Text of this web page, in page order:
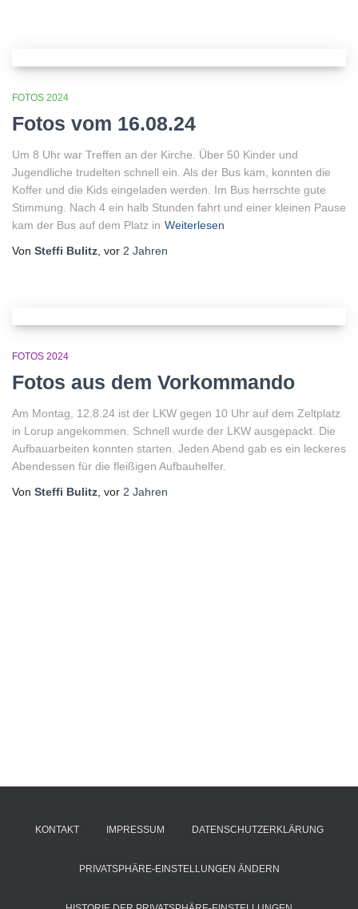
FOTOS 2024
Fotos vom 16.08.24
Um 8 Uhr war Treffen an der Kirche. Über 50 Kinder und
Jugendliche trudelten schnell ein. Als der Bus kam, konnten die
Koffer und die Kids eingeladen werden. Im Bus herrschte gute
Stimmung. Nach 4 ein halb Stunden fahrt und einer kleinen Pause
kam der Bus auf dem Platz in Weiterlesen
Von Steffi Bulitz, vor 2 Jahren
FOTOS 2024
Fotos aus dem Vorkommando
Am Montag, 12.8.24 ist der LKW gegen 10 Uhr auf dem Zeltplatz
in Lorup angekommen. Schnell wurde der LKW ausgepackt. Die
Aufbauarbeiten konnten starten. Jeden Abend gab es ein leckeres
Abendessen für die fleißigen Aufbauhelfer.
Von Steffi Bulitz, vor 2 Jahren
KONTAKT IMPRESSUM DATENSCHUTZERKLÄRUNG
PRIVATSPHÄRE-EINSTELLUNGEN ÄNDERN